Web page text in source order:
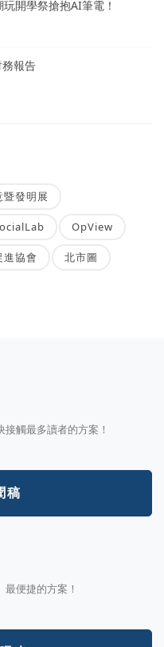
開學祭搶抱AI筆電！
報告
暨發明展
OpView
進協會 北市圖
觸最多讀者的方案！
稿
便捷的方案！